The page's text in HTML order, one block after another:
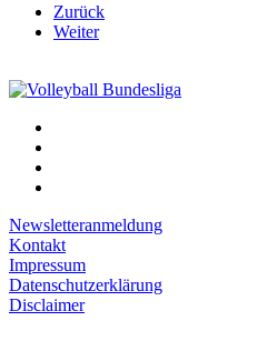
Zurück
Weiter
Newsletteranmeldung
Kontakt
Impressum
Datenschutzerklärung
Disclaimer